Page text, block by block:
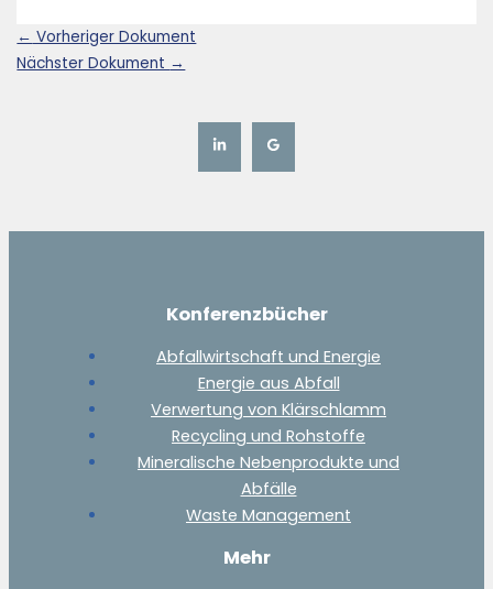
← Vorheriger Dokument
Nächster Dokument →
Konferenzbücher
Abfallwirtschaft und Energie
Energie aus Abfall
Verwertung von Klärschlamm
Recycling und Rohstoffe
Mineralische Nebenprodukte und
Abfälle
Waste Management
Mehr